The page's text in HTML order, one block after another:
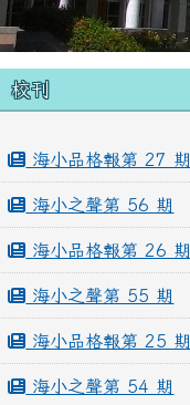
左邊區域內容
校刊
海小品格報第 27 期
海小之聲第 56 期
海小品格報第 26 期
海小之聲第 55 期
海小品格報第 25 期
海小之聲第 54 期